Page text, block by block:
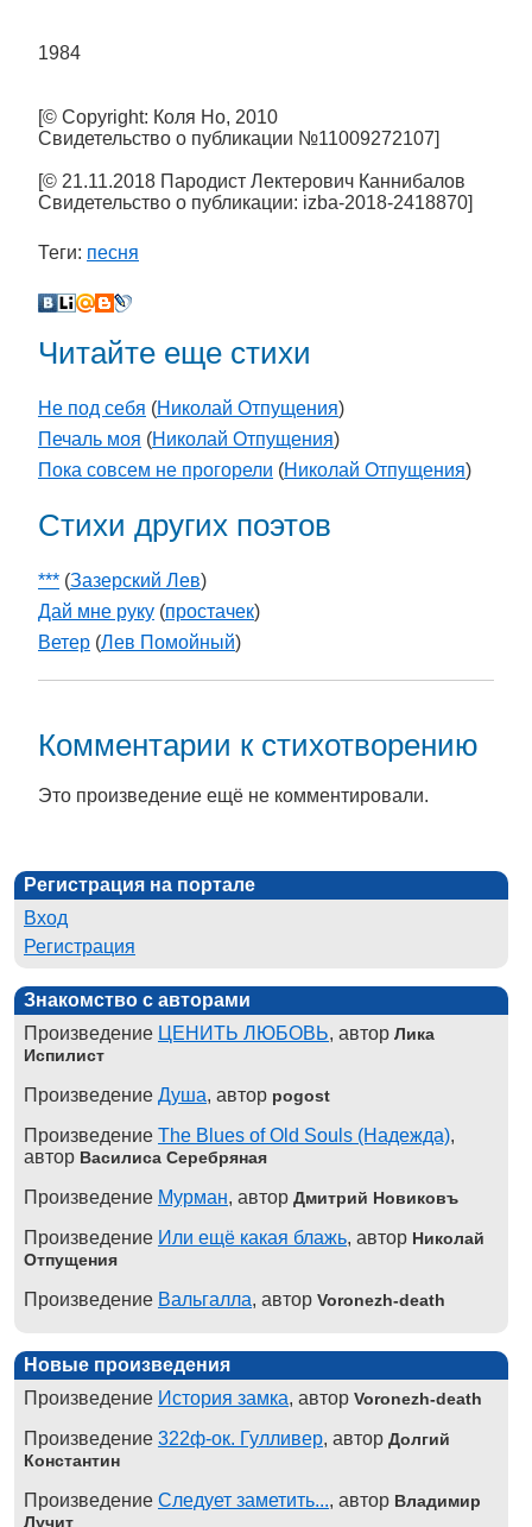
1984
[© Copyright: Коля Но, 2010
Свидетельство о публикации №11009272107]
[© 21.11.2018 Пародист Лектерович Каннибалов
Свидетельство о публикации: izba-2018-2418870]
Теги: песня
Читайте еще стихи
Не под себя (Николай Отпущения)
Печаль моя (Николай Отпущения)
Пока совсем не прогорели (Николай Отпущения)
Стихи других поэтов
*** (Зазерский Лев)
Дай мне руку (простачек)
Ветер (Лев Помойный)
Комментарии к стихотворению
Это произведение ещё не комментировали.
Регистрация на портале
Вход
Регистрация
Знакомство с авторами
Произведение ЦЕНИТЬ ЛЮБОВЬ, автор Лика
Испилист
Произведение Душа, автор pogost
Произведение The Blues of Old Souls (Надежда),
автор Василиса Серебряная
Произведение Мурман, автор Дмитрий Новиковъ
Произведение Или ещё какая блажь, автор Николай
Отпущения
Произведение Вальгалла, автор Voronezh-death
Новые произведения
Произведение История замка, автор Voronezh-death
Произведение 322ф-ок. Гулливер, автор Долгий
Константин
Произведение Следует заметить..., автор Владимир
Лучит